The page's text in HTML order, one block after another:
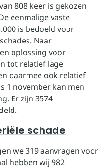
808 keer is gekozen
eenmalige vaste
is bedoeld voor
Naar
oplossing voor
tot relatief lage
daarmee ook relatief
1 november kan men
Er zijn 3574
schade
we 319 aanvragen voor
hebben wij 982